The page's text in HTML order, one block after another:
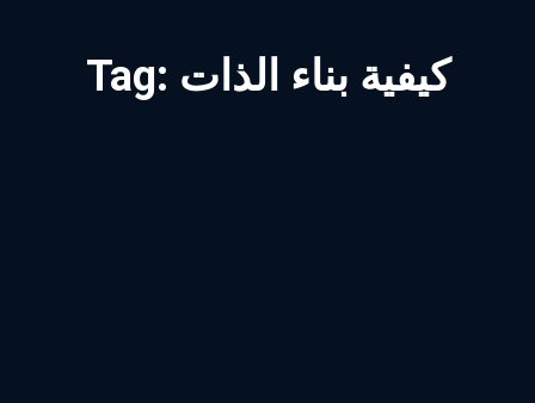
Tag: كيفية بناء الذات